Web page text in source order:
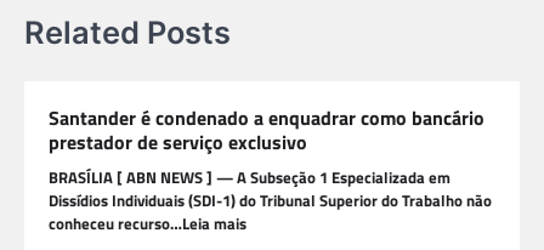
Related Posts
Santander é condenado a enquadrar como bancário
prestador de serviço exclusivo
BRASÍLIA [ ABN NEWS ] — A Subseção 1 Especializada em
Dissídios Individuais (SDI-1) do Tribunal Superior do Trabalho não
conheceu recurso…Leia mais